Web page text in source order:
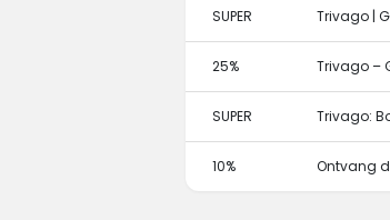
SUPER Trivago |
25% Trivago –
SUPER Trivago:
10% Ontvang